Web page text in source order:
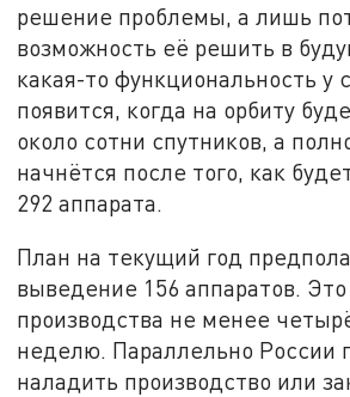
решение проблемы, а лишь
возможность её решить в
какая-то функциональность у
появится, когда на орбиту
около сотни спутников, а
начнётся после того, как
292 аппарата.
План на текущий год
выведение 156 аппаратов. Это
производства не менее
неделю. Параллельно России
наладить производство или